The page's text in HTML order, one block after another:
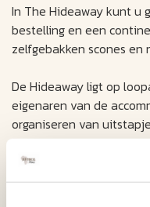
In The Hideaway kunt u
bestelling en een
zelfgebakken scones
De Hideaway ligt op
eigenaren van de
organiseren van
The Hideaway bevindt
Bontebok en op 240 km